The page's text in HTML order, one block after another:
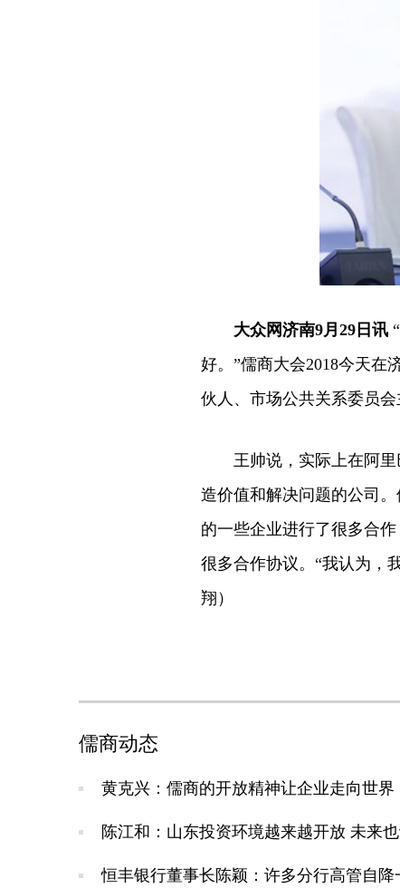
大众网济南9月29日讯
好。”儒商大会2018今天在
伙人、市场公共关系委员会
王帅说，实际上在阿里
造价值和解决问题的公司
的一些企业进行了很多合
很多合作协议。“我认为，
翔）
儒商动态
黄克兴：儒商的开放精神让企业走向世界
陈江和：山东投资环境越来越开放 未来
恒丰银行董事长陈颖：许多分行高管自